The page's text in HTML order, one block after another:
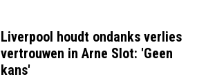
Liverpool houdt ondanks verlies
vertrouwen in Arne Slot: 'Geen
kans'